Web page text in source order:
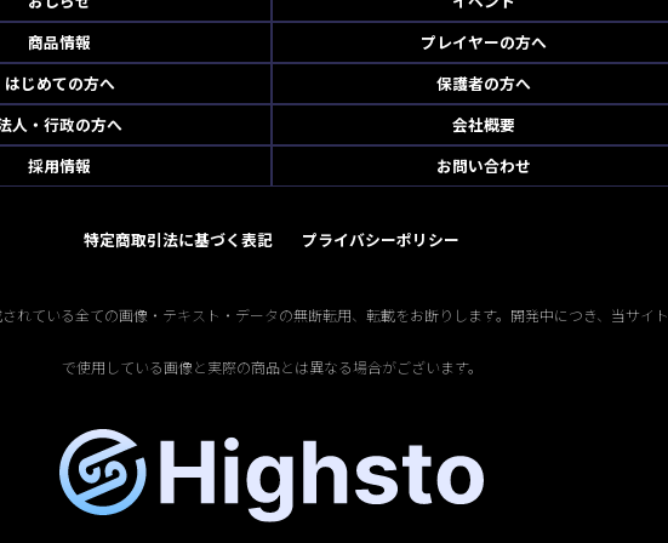
商品情報
プレイヤーの方へ
はじめての方へ
保護者の方へ
人・行政の方へ
会社概要
採用情報
お問い合わせ
特定商取引法に基づく表記 プライバシーポリシー
れている全ての画像・テキスト・データの無断転用、転載をお断りします。開発中につき、当サイト
で使用している画像と実際の商品とは異なる場合がございます。